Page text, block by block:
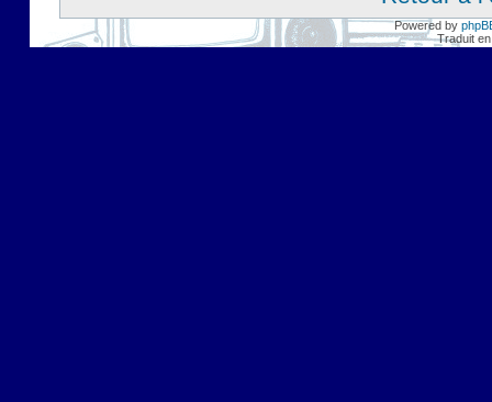
Powered by
Traduit